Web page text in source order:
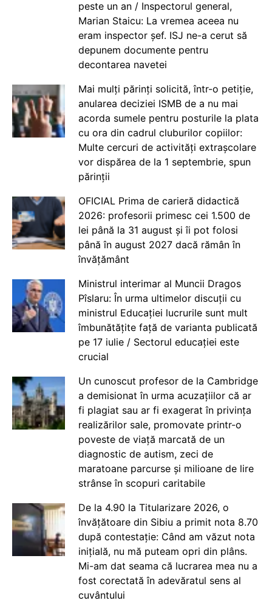
peste un an / Inspectorul general,
Marian Staicu: La vremea aceea nu
eram inspector șef. ISJ ne-a cerut să
depunem documente pentru
decontarea navetei
Mai mulți părinți solicită, într-o petiție,
anularea deciziei ISMB de a nu mai
acorda sumele pentru posturile la plata
cu ora din cadrul cluburilor copiilor:
Multe cercuri de activități extrașcolare
vor dispărea de la 1 septembrie, spun
părinții
OFICIAL Prima de carieră didactică
2026: profesorii primesc cei 1.500 de
lei până la 31 august și îi pot folosi
până în august 2027 dacă rămân în
învățământ
Ministrul interimar al Muncii Dragos
Pîslaru: În urma ultimelor discuții cu
ministrul Educației lucrurile sunt mult
îmbunătățite față de varianta publicată
pe 17 iulie / Sectorul educației este
crucial
Un cunoscut profesor de la Cambridge
a demisionat în urma acuzațiilor că ar
fi plagiat sau ar fi exagerat în privința
realizărilor sale, promovate printr-o
poveste de viață marcată de un
diagnostic de autism, zeci de
maratoane parcurse și milioane de lire
strânse în scopuri caritabile
De la 4.90 la Titularizare 2026, o
învățătoare din Sibiu a primit nota 8.70
după contestație: Când am văzut nota
inițială, nu mă puteam opri din plâns.
Mi-am dat seama că lucrarea mea nu a
fost corectată în adevăratul sens al
cuvântului